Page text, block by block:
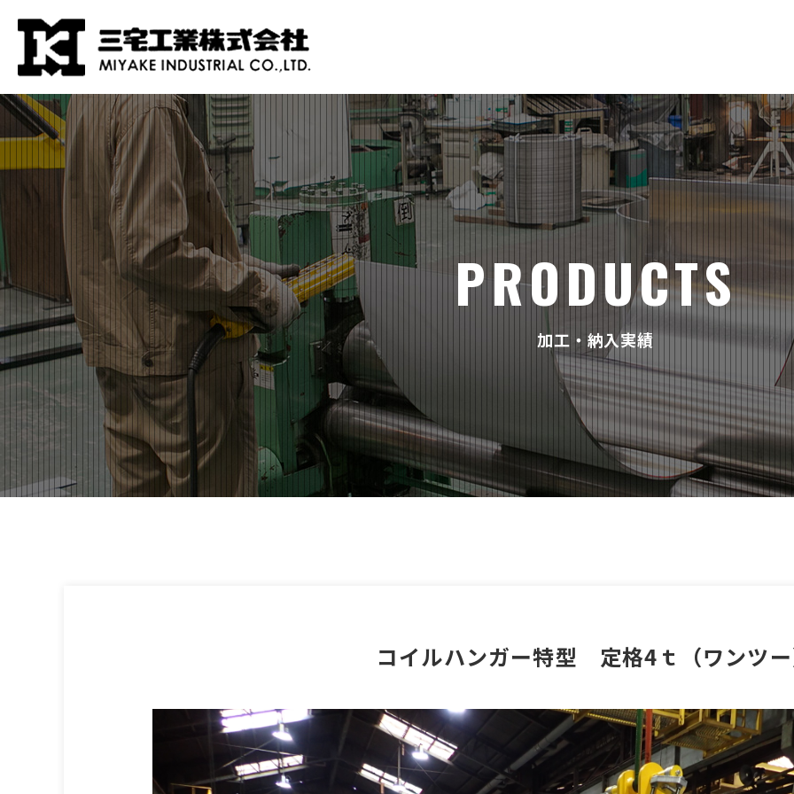
PRODUCTS
加工・納入実績
コイルハンガー特型 定格4ｔ（ワンツ